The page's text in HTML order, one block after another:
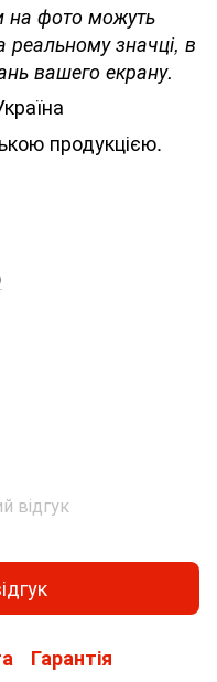
на фото можуть
реальному значці, в
вашего екрану.
продукцією.
відгук
Гарантія